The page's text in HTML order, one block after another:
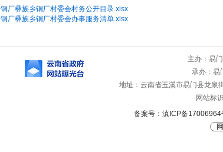
铜厂彝族乡铜厂村委会村务公开目录.xlsx
铜厂彝族乡铜厂村委会办事服务清单.xlsx
主办：易
承办：易
地址：云南省玉溪市易门县龙
网站标
备案号：滇ICP备17006964